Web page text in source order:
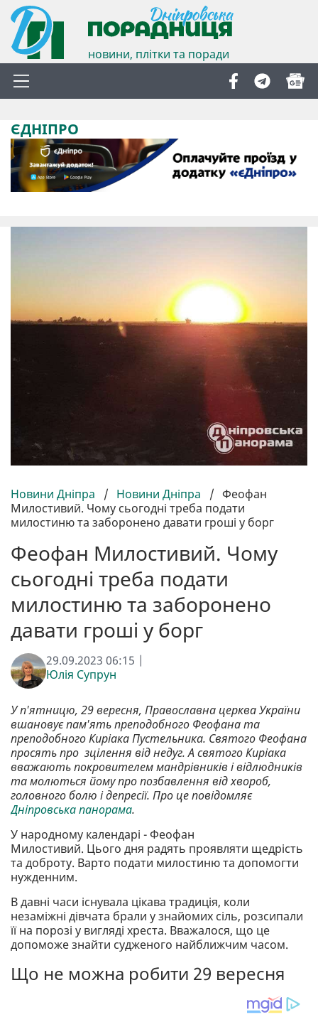
новини, плітки та поради
ЄДНІПРО
Новини Дніпра / Новини Дніпра / Феофан
Милостивий. Чому сьогодні треба подати
милостиню та заборонено давати гроші у борг
Феофан Милостивий. Чому
сьогодні треба подати
милостиню та заборонено
давати гроші у борг
29.09.2023 06:15 |
Юлія Супрун
У п'ятницю, 29 вересня, Православна церква України
вшановує пам'ять преподобного Феофана та
преподобного Киріака Пустельника. Святого Феофана
просять про зцілення від недуг. А святого Киріака
вважають покровителем мандрівників і відлюдників
та молються йому про позбавлення від хвороб,
головного болю і депресії. Про це повідомляє
Дніпровська панорама.
У народному календарі - Феофан
Милостивий. Цього дня радять проявляти щедрість
та доброту. Варто подати милостиню та допомогти
нужденним.
В давні часи існувала цікава традиція, коли
незаміжні дівчата брали у знайомих сіль, розсипали
її на порозі у вигляді хреста. Вважалося, що це
допоможе знайти судженого найближчим часом.
Що не можна робити 29 вересня